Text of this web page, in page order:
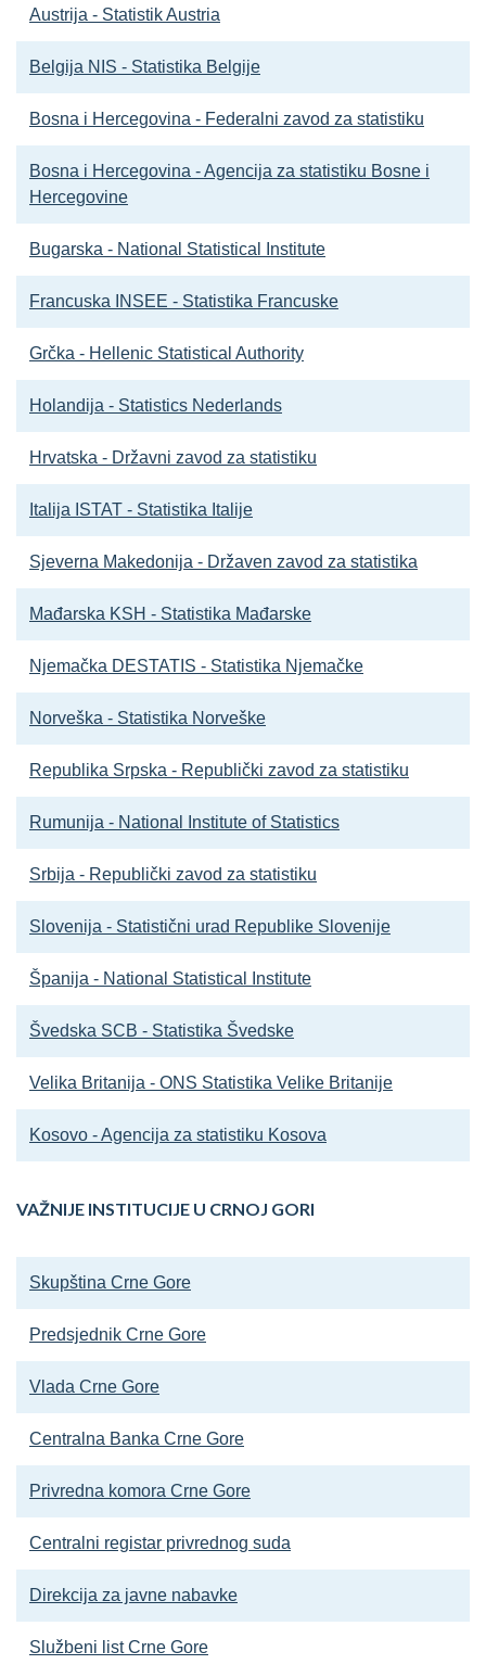
Austrija - Statistik Austria
Belgija NIS - Statistika Belgije
Bosna i Hercegovina - Federalni zavod za statistiku
Bosna i Hercegovina - Agencija za statistiku Bosne i
Hercegovine
Bugarska - National Statistical Institute
Francuska INSEE - Statistika Francuske
Grčka - Hellenic Statistical Authority
Holandija - Statistics Nederlands
Hrvatska - Državni zavod za statistiku
Italija ISTAT - Statistika Italije
Sjeverna Makedonija - Državen zavod za statistika
Mađarska KSH - Statistika Mađarske
Njemačka DESTATIS - Statistika Njemačke
Norveška - Statistika Norveške
Republika Srpska - Republički zavod za statistiku
Rumunija - National Institute of Statistics
Srbija - Republički zavod za statistiku
Slovenija - Statistični urad Republike Slovenije
Španija - National Statistical Institute
Švedska SCB - Statistika Švedske
Velika Britanija - ONS Statistika Velike Britanije
Kosovo - Agencija za statistiku Kosova
VAŽNIJE INSTITUCIJE U CRNOJ GORI
Skupština Crne Gore
Predsjednik Crne Gore
Vlada Crne Gore
Centralna Banka Crne Gore
Privredna komora Crne Gore
Centralni registar privrednog suda
Direkcija za javne nabavke
Službeni list Crne Gore